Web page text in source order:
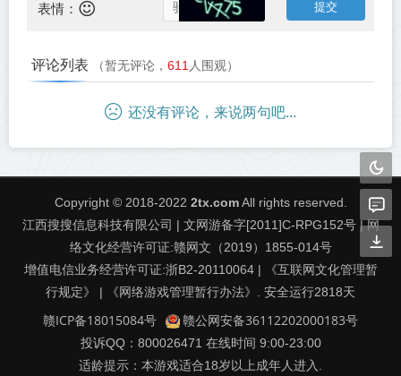
表情：
评论列表 （暂无评论， 611人围观）
还没有评论，来说两句吧...
Copyright © 2018-2022 2tx.comAll rights reserved.
江西搜搜信息科技有限公司 | 文网游备字[2011]C-RPG152号 | 网
络文化经营许可证:赣网文（2019）1855-014号
增值电信业务经营许可证:浙B2-20110064 | 《互联网文化管理暂
行规定》 | 《网络游戏管理暂行办法》. 安全运行2818天
赣ICP备18015084号 赣公网安备36112202000183号
投诉QQ：800026471 在线时间 9:00-23:00
适龄提示：本游戏适合18岁以上成年人进入.